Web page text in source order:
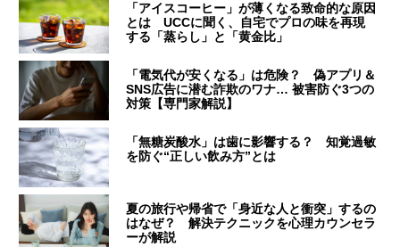
「アイスコーヒー」が薄くなる致命的な原因
とは UCCに聞く、自宅でプロの味を再現
する「蒸らし」と「黄金比」
「電気代が安くなる」は危険？ 偽アプリ＆
SNS広告に潜む詐欺のワナ… 被害防ぐ3つの
対策【専門家解説】
「無糖炭酸水」は歯に影響する？ 知覚過敏
を防ぐ“正しい飲み方”とは
夏の旅行や帰省で「身近な人と衝突」するの
はなぜ？ 解決テクニックを心理カウンセラ
ーが解説